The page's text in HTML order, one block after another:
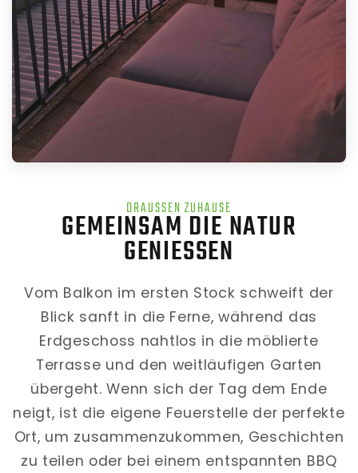
DRAUSSEN ZUHAUSE
GEMEINSAM DIE NATUR
GENIESSEN
Vom Balkon im ersten Stock schweift der
Blick sanft in die Ferne, während das
Erdgeschoss nahtlos in die möblierte
Terrasse und den weitläufigen Garten
übergeht. Wenn sich der Tag dem Ende
neigt, ist die eigene Feuerstelle der perfekte
Ort, um zusammenzukommen, Geschichten
zu teilen oder bei einem entspannten BBQ